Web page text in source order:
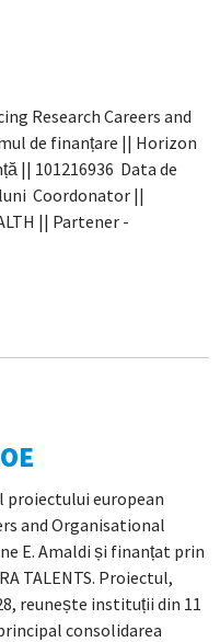
Research Careers and
de finanțare || Horizon
|| 101216936 Data de
Coordonator ||
|| Partener -
proiectului european
and Organisational
E. Amaldi și finanțat prin
TALENTS. Proiectul,
reunește instituții din 11
consolidarea